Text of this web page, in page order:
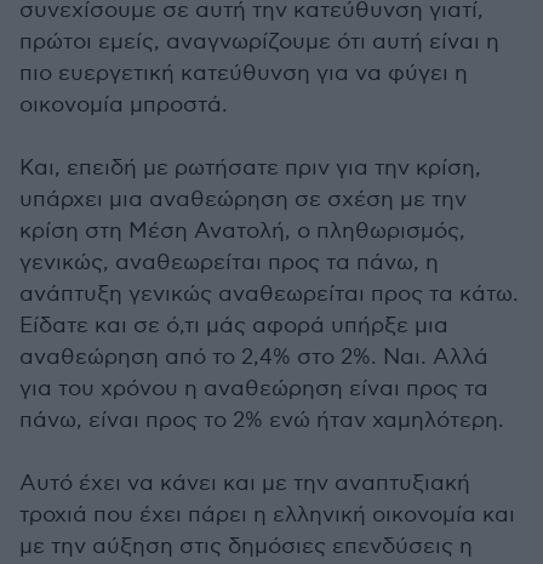
συνεχίσουμε σε αυτή την κατεύθυνση γιατί,
πρώτοι εμείς, αναγνωρίζουμε ότι αυτή είναι η
πιο ευεργετική κατεύθυνση για να φύγει η
οικονομία μπροστά.
Και, επειδή με ρωτήσατε πριν για την κρίση,
υπάρχει μια αναθεώρηση σε σχέση με την
κρίση στη Μέση Ανατολή, ο πληθωρισμός,
γενικώς, αναθεωρείται προς τα πάνω, η
ανάπτυξη γενικώς αναθεωρείται προς τα κάτω.
Είδατε και σε ό,τι μάς αφορά υπήρξε μια
αναθεώρηση από το 2,4% στο 2%. Ναι. Αλλά
για του χρόνου η αναθεώρηση είναι προς τα
πάνω, είναι προς το 2% ενώ ήταν χαμηλότερη.
Αυτό έχει να κάνει και με την αναπτυξιακή
τροχιά που έχει πάρει η ελληνική οικονομία και
με την αύξηση στις δημόσιες επενδύσεις η